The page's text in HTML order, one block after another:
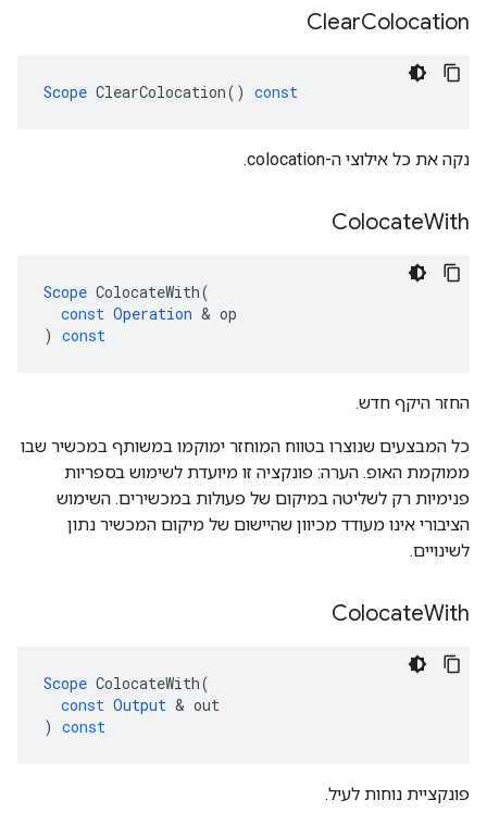
ClearColocation
Scope ClearColocation() const
נקה את כל אילוצי ה-colocation.
ColocateWith
Scope ColocateWith(
const Operation & op
) const
החזר היקף חדש.
כל המבצעים שנוצרו בטווח המוחזר ימוקמו במשותף במכשיר שבו
ממוקמת האופ. הערה: פונקציה זו מיועדת לשימוש בספריות
פנימיות רק לשליטה במיקום של פעולות במכשירים. השימוש
הציבורי אינו מעודד מכיוון שהיישום של מיקום המכשיר נתון
לשינויים.
ColocateWith
Scope ColocateWith(
const Output & out
) const
פונקציית נוחות לעיל.